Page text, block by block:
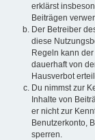
erklärst
Beiträgen
Der Betreiber
diese
Regeln kann
dauerhaft von
Hausverbot
Du nimmst zur
Inhalte von
er nicht zur
Benutzerkonto,
sperren.